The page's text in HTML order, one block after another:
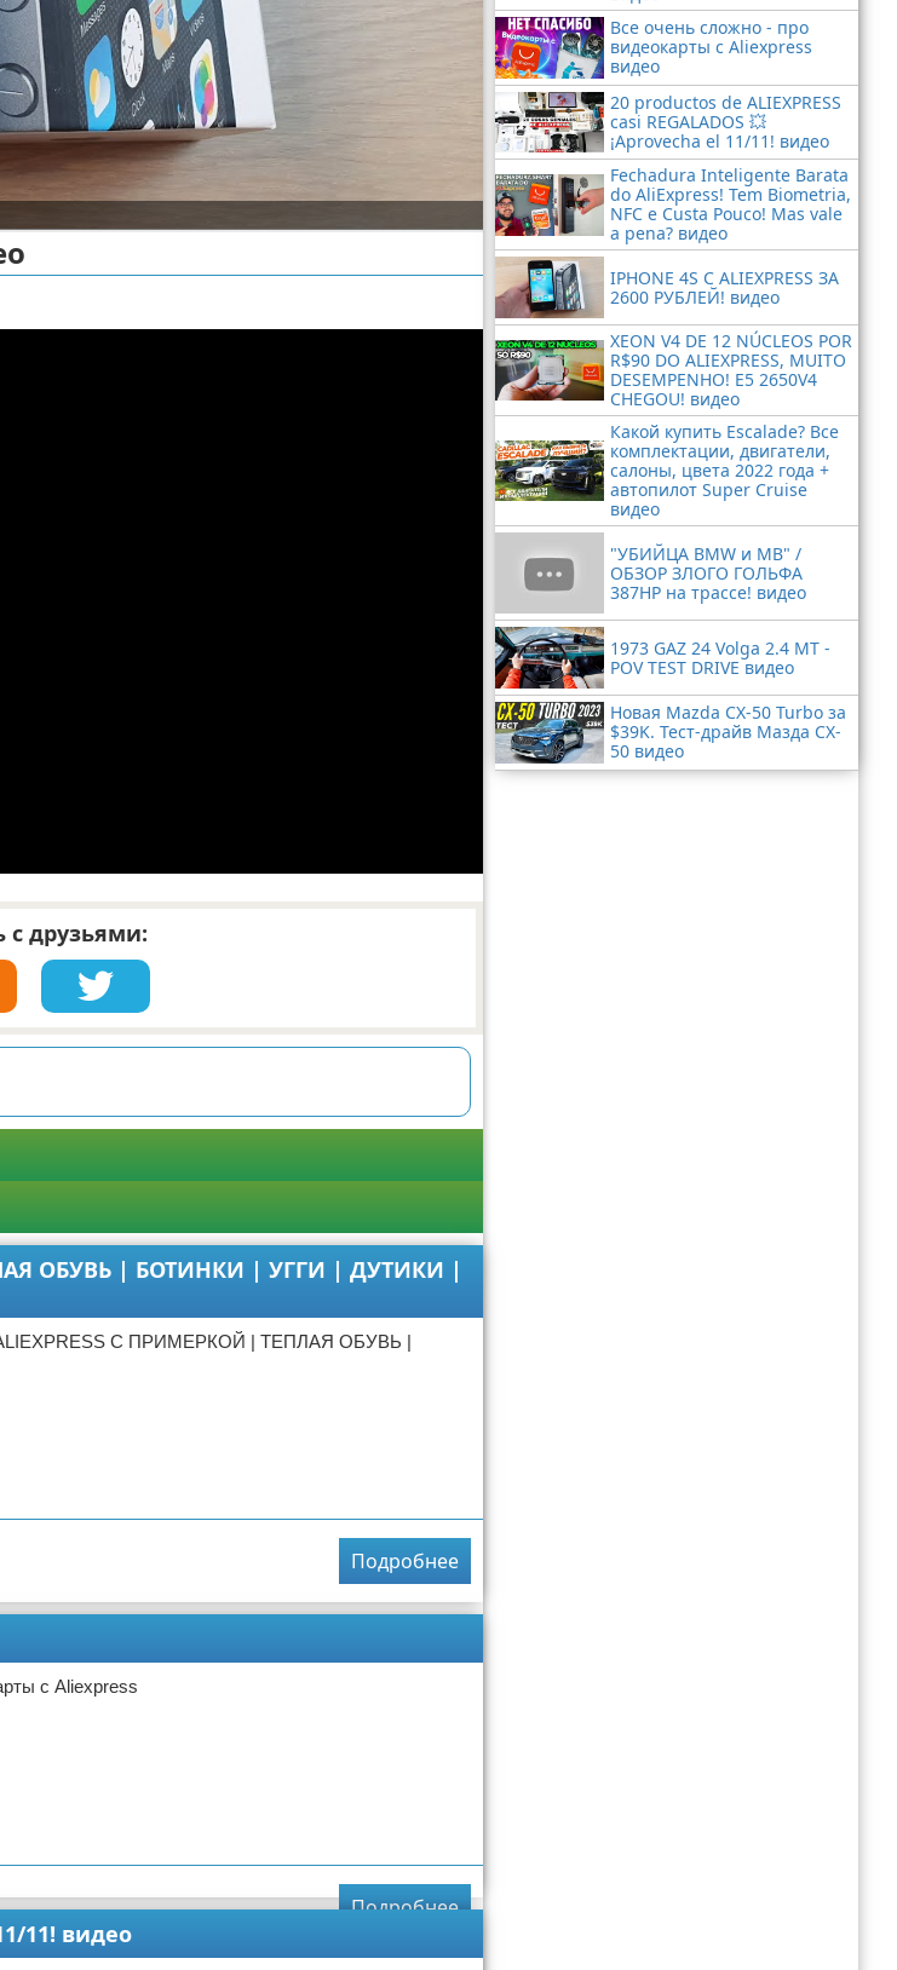
с друзьями:
ОБУВЬ | БОТИНКИ | УГГИ | ДУТИКИ |
С ПРИМЕРКОЙ | ТЕПЛАЯ ОБУВЬ |
Подробнее
с Aliexpress
Подробнее
11! видео
Все очень сложно - про
видеокарты с Aliexpress
видео
20 productos de ALIEXPRESS
casi REGALADOS 💥
¡Aprovecha el 11/11! видео
Fechadura Inteligente Barata
do AliExpress! Tem Biometria,
NFC e Custa Pouco! Mas vale
a pena? видео
IPHONE 4S С ALIEXPRESS ЗА
2600 РУБЛЕЙ! видео
XEON V4 DE 12 NÚCLEOS POR
R$90 DO ALIEXPRESS, MUITO
DESEMPENHO! E5 2650V4
CHEGOU! видео
Какой купить Escalade? Все
комплектации, двигатели,
салоны, цвета 2022 года +
автопилот Super Cruise
видео
"УБИЙЦА BMW и MB" /
ОБЗОР ЗЛОГО ГОЛЬФА
387HP на трассе! видео
1973 GAZ 24 Volga 2.4 MT -
POV TEST DRIVE видео
Новая Mazda CX-50 Turbo за
$39K. Тест-драйв Мазда CX-
50 видео